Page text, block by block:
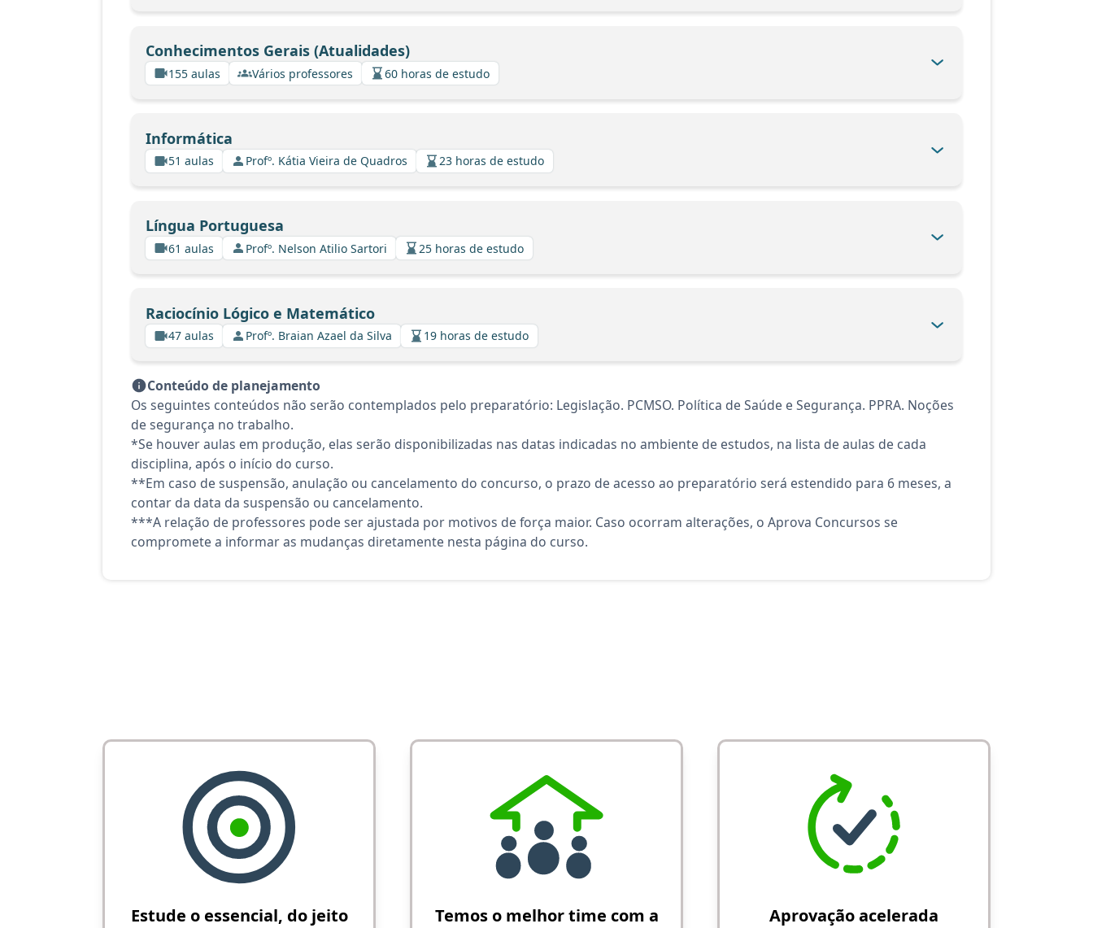
Conhecimentos Gerais (Atualidades)
155 aulas Vários professores 60 horas de estudo
Informática
51 aulas Profº. Kátia Vieira de Quadros 23 horas de estudo
Língua Portuguesa
61 aulas Profº. Nelson Atilio Sartori 25 horas de estudo
Raciocínio Lógico e Matemático
47 aulas Profº. Braian Azael da Silva 19 horas de estudo
Conteúdo de planejamento
Os seguintes conteúdos não serão contemplados pelo preparatório: Legislação. PCMSO. Política de Saúde e Segurança. PPRA. Noções
de segurança no trabalho.
*Se houver aulas em produção, elas serão disponibilizadas nas datas indicadas no ambiente de estudos, na lista de aulas de cada
disciplina, após o início do curso.
**Em caso de suspensão, anulação ou cancelamento do concurso, o prazo de acesso ao preparatório será estendido para 6 meses, a
contar da data da suspensão ou cancelamento.
***A relação de professores pode ser ajustada por motivos de força maior. Caso ocorram alterações, o Aprova Concursos se
compromete a informar as mudanças diretamente nesta página do curso.
Estude o essencial, do jeito
Temos o melhor time com a
Aprovação acelerada